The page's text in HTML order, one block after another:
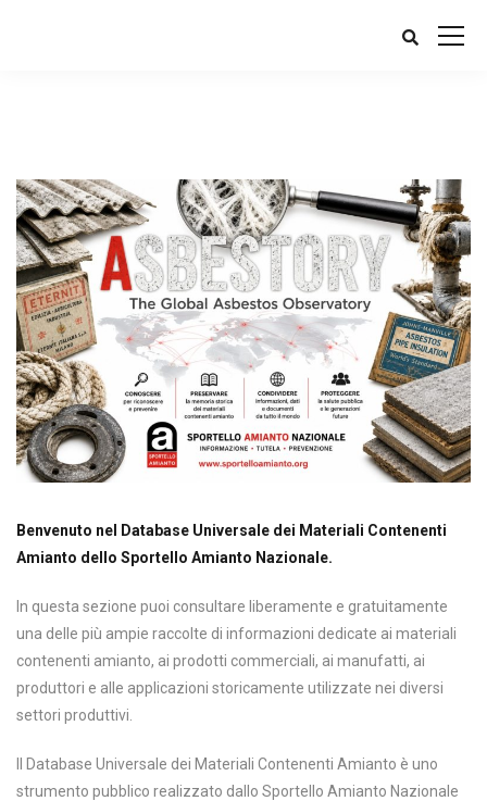
Benvenuto nel Database Universale dei Materiali Contenenti
Amianto dello Sportello Amianto Nazionale.
In questa sezione puoi consultare liberamente e gratuitamente
una delle più ampie raccolte di informazioni dedicate ai materiali
contenenti amianto, ai prodotti commerciali, ai manufatti, ai
produttori e alle applicazioni storicamente utilizzate nei diversi
settori produttivi.
Il Database Universale dei Materiali Contenenti Amianto è uno
strumento pubblico realizzato dallo Sportello Amianto Nazionale